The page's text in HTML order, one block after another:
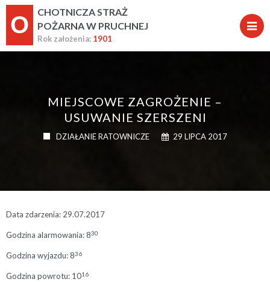
O
CHOTNICZA STRAŻ
POŻARNA W PRUCHNEJ
Rok założenia: 1901
MIEJSCOWE ZAGROŻENIE –
USUWANIE SZERSZENI
DZIAŁANIE RATOWNICZE 29 LIPCA 2017
Data zdarzenia: 29.07.2017
Godzina alarmowania: 830
Godzina wyjazdu: 836
Godzina powrotu: 101 6